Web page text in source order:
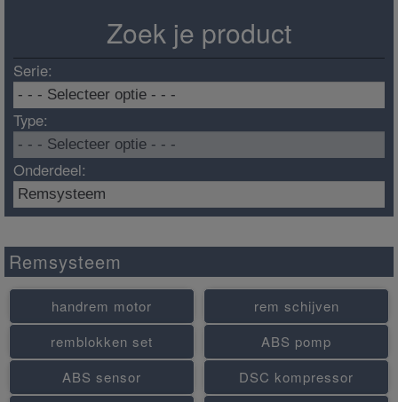
Zoek je product
Serie:
Type:
Onderdeel:
Remsysteem
handrem motor
rem schijven
remblokken set
ABS pomp
ABS sensor
DSC kompressor